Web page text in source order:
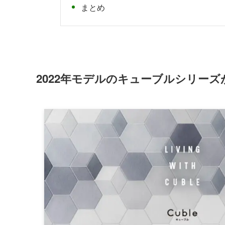
まとめ
2022年モデルのキューブルシリーズ